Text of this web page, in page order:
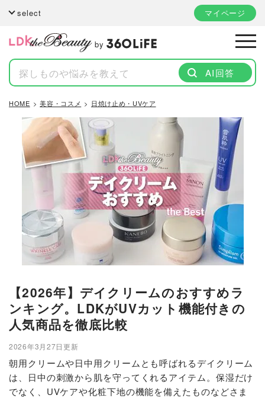
select マイページ
by
AI回答
HOME 美容・コスメ 日焼け止め・UVケア
【2026年】デイクリームのおすすめラ
ンキング。LDKがUVカット機能付きの
人気商品を徹底比較
2026年3月27日更新
朝用クリームや日中用クリームとも呼ばれるデイクリーム
は、日中の刺激から肌を守ってくれるアイテム。保湿だけ
でなく、UVケアや化粧下地の機能を備えたものなどさま